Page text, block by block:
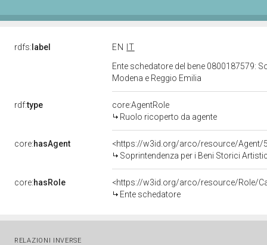
rdfs: label EN
IT
Ente schedatore del bene 0800187579:
Modena e Reggio Emilia
rdf:type
core:AgentRole
Ruolo ricoperto da agente
core:hasAgent
<https://w3id.org/arco/resource/Agent/
Soprintendenza per i Beni Storici
core:hasRole
<https://w3id.org/arco/resource/Role/
Ente schedatore
RELAZIONI INVERSE